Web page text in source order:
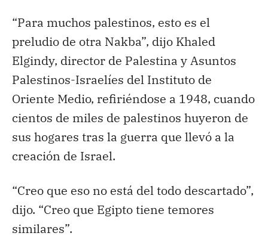
“Para muchos palestinos, esto es el
preludio de otra Nakba”, dijo Khaled
Elgindy, director de Palestina y Asuntos
Palestinos-Israelíes del Instituto de
Oriente Medio, refiriéndose a 1948, cuando
cientos de miles de palestinos huyeron de
sus hogares tras la guerra que llevó a la
creación de Israel.
“Creo que eso no está del todo descartado”,
dijo. “Creo que Egipto tiene temores
similares”.